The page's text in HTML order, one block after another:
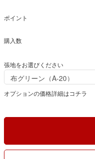
松野屋
ポイント
購入数
張地をお選びください
オプションの価格詳細はコチラ